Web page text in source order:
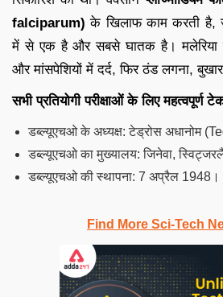
falciparum) के खिलाफ काम करती है,
में से एक है और सबसे घातक है। मलेरिया
और मांसपेशियों में दर्द, फिर ठंड लगना,
सभी प्रतियोगी परीक्षाओं के लिए महत्वपूर्ण
डब्ल्यूएचओ के अध्यक्ष: टेड्रोस अधानोम
डब्ल्यूएचओ का मुख्यालय: जिनेवा,
डब्ल्यूएचओ की स्थापना: 7 अप्रैल 1948।
Find More Sci-Tech